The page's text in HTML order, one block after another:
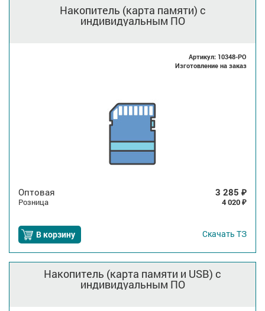
Накопитель (карта памяти) с
индивидуальным ПО
Артикул: 10348-PO
Изготовление на заказ
Оптовая 3 285 ₽
Розница 4 020 ₽
В корзину Скачать ТЗ
Накопитель (карта памяти и USB) с
индивидуальным ПО